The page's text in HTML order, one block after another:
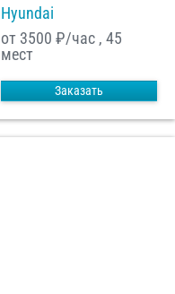
Hyundai
от 3500 ₽/час , 45
мест
Заказать